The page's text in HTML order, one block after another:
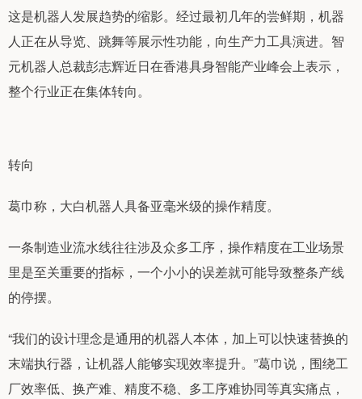
这是机器人发展趋势的缩影。经过最初几年的尝鲜期，机器
人正在从导览、跳舞等展示性功能，向生产力工具演进。智
元机器人总裁彭志辉近日在香港具身智能产业峰会上表示，
整个行业正在集体转向。
转向
葛巾称，大白机器人具备亚毫米级的操作精度。
一条制造业流水线往往涉及众多工序，操作精度在工业场景
里是至关重要的指标，一个小小的误差就可能导致整条产线
的停摆。
“我们的设计理念是通用的机器人本体，加上可以快速替换的
末端执行器，让机器人能够实现效率提升。”葛巾说，围绕工
厂效率低、换产难、精度不稳、多工序难协同等真实痛点，